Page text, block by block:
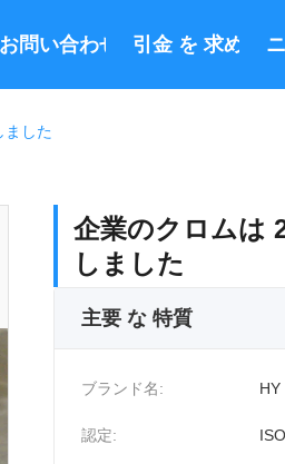
い て
お問い合わせ 引金 を 求め て
ました
企業のクロムは
しました
主要 な 特質
ブランド名: HY
認定: